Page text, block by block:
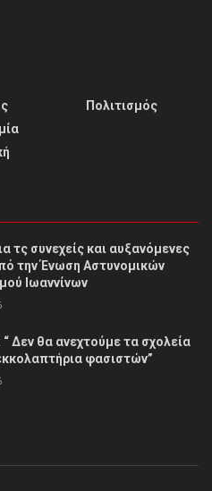
Πολιτισμός
τς συνεχείς και αυξανόμενες
την Ένωση Αστυνομικών
Ιωαννίνων
Δεν θα ανεχτούμε τα σχολεία
φασιστών”